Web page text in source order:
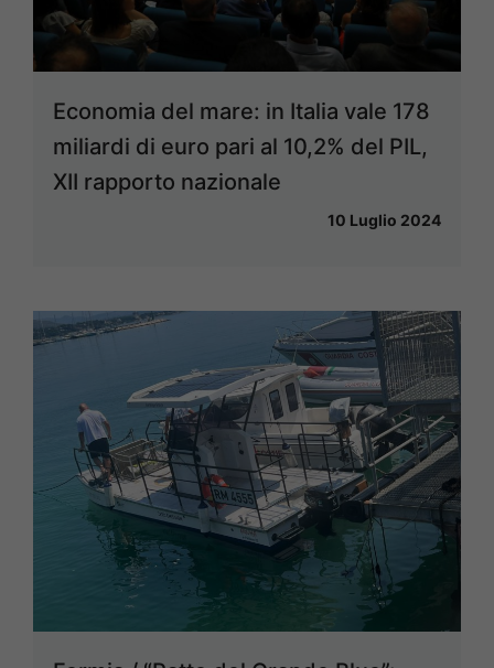
Economia del mare: in Italia vale 178
miliardi di euro pari al 10,2% del PIL,
XII rapporto nazionale
10 Luglio 2024